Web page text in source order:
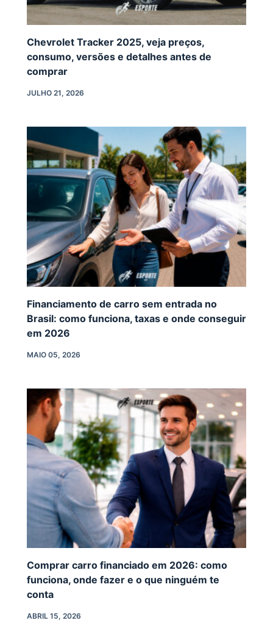
Chevrolet Tracker 2025, veja preços,
consumo, versões e detalhes antes de
comprar
JULHO 21, 2026
Financiamento de carro sem entrada no
Brasil: como funciona, taxas e onde conseguir
em 2026
MAIO 05, 2026
Comprar carro financiado em 2026: como
funciona, onde fazer e o que ninguém te
conta
ABRIL 15, 2026